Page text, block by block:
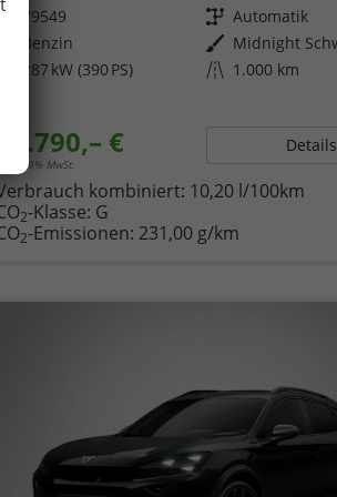
Fahrzeugnr. 79549 Getriebe Automatik
Benzin Außenfarbe
287 kW (390 PS) Kilometerstand 1.000 km
59.790,– €
incl. 19% MwSt.
Details
kombiniert: 10,20 l/100km
2-Klasse: G
2-Emissionen: 231,00 g/km